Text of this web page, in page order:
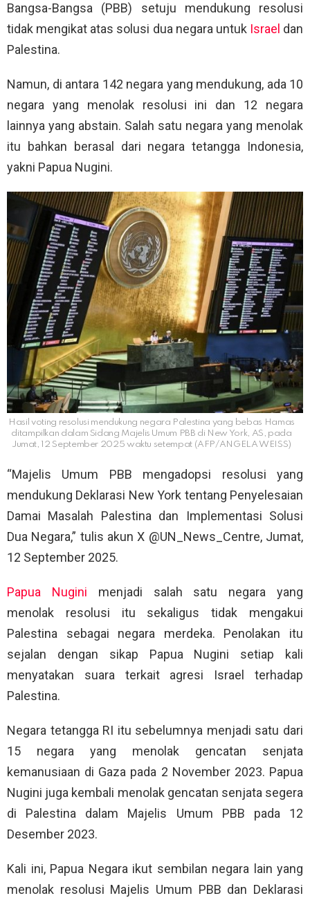
Bangsa-Bangsa (PBB) setuju mendukung resolusi
tidak mengikat atas solusi dua negara untuk Israel dan
Palestina.
Namun, di antara 142 negara yang mendukung, ada 10
negara yang menolak resolusi ini dan 12 negara
lainnya yang abstain. Salah satu negara yang menolak
itu bahkan berasal dari negara tetangga Indonesia,
yakni Papua Nugini.
Hasil voting resolusi mendukung negara Palestina yang bebas Hamas
ditampilkan dalam Sidang Majelis Umum PBB di New York, AS, pada
Jumat, 12 September 2025 waktu setempat (AFP/ANGELA WEISS)
“Majelis Umum PBB mengadopsi resolusi yang
mendukung Deklarasi New York tentang Penyelesaian
Damai Masalah Palestina dan Implementasi Solusi
Dua Negara,” tulis akun X @UN_News_Centre, Jumat,
12 September 2025.
Papua Nugini menjadi salah satu negara yang
menolak resolusi itu sekaligus tidak mengakui
Palestina sebagai negara merdeka. Penolakan itu
sejalan dengan sikap Papua Nugini setiap kali
menyatakan suara terkait agresi Israel terhadap
Palestina.
Negara tetangga RI itu sebelumnya menjadi satu dari
15 negara yang menolak gencatan senjata
kemanusiaan di Gaza pada 2 November 2023. Papua
Nugini juga kembali menolak gencatan senjata segera
di Palestina dalam Majelis Umum PBB pada 12
Desember 2023.
Kali ini, Papua Negara ikut sembilan negara lain yang
menolak resolusi Majelis Umum PBB dan Deklarasi